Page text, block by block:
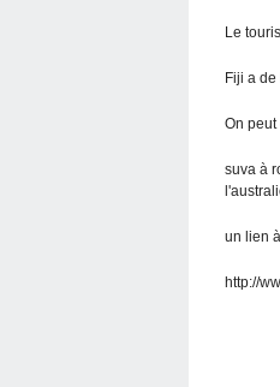
Le
Fiji a
On
suva à
un lien
http://